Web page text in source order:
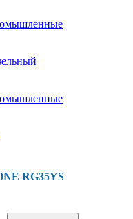
RG35YS